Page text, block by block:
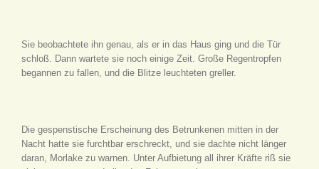
Sie beobachtete ihn genau, als er in das Haus ging und die Tür
schloß. Dann wartete sie noch einige Zeit. Große Regentropfen
begannen zu fallen, und die Blitze leuchteten greller.
Die gespenstische Erscheinung des Betrunkenen mitten in der
Nacht hatte sie furchtbar erschreckt, und sie dachte nicht länger
daran, Morlake zu warnen. Unter Aufbietung all ihrer Kräfte riß sie